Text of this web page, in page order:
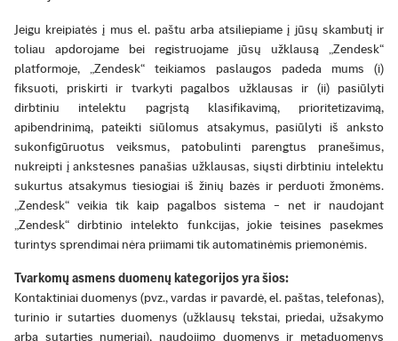
Jeigu kreipiatės į mus el. paštu arba atsiliepiame į jūsų skambutį ir
toliau apdorojame bei registruojame jūsų užklausą „Zendesk“
platformoje, „Zendesk“ teikiamos paslaugos padeda mums (i)
fiksuoti, priskirti ir tvarkyti pagalbos užklausas ir (ii) pasiūlyti
dirbtiniu intelektu pagrįstą klasifikavimą, prioritetizavimą,
apibendrinimą, pateikti siūlomus atsakymus, pasiūlyti iš anksto
sukonfigūruotus veiksmus, patobulinti parengtus pranešimus,
nukreipti į ankstesnes panašias užklausas, siųsti dirbtiniu intelektu
sukurtus atsakymus tiesiogiai iš žinių bazės ir perduoti žmonėms.
„Zendesk“ veikia tik kaip pagalbos sistema – net ir naudojant
„Zendesk“ dirbtinio intelekto funkcijas, jokie teisines pasekmes
turintys sprendimai nėra priimami tik automatinėmis priemonėmis.
Tvarkomų asmens duomenų kategorijos yra šios:
Kontaktiniai duomenys (pvz., vardas ir pavardė, el. paštas, telefonas),
turinio ir sutarties duomenys (užklausų tekstai, priedai, užsakymo
arba sutarties numeriai), naudojimo duomenys ir metaduomenys